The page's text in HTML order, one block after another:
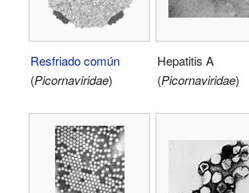
Resfriado común
(Picornaviridae)
Hepatitis A
(Picornaviridae)